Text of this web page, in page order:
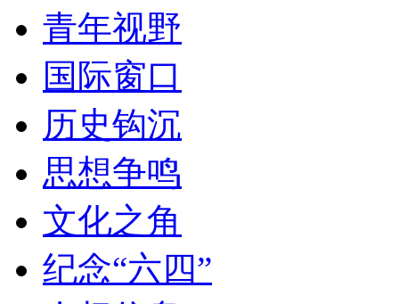
青年视野
国际窗口
历史钩沉
思想争鸣
文化之角
纪念“六四”